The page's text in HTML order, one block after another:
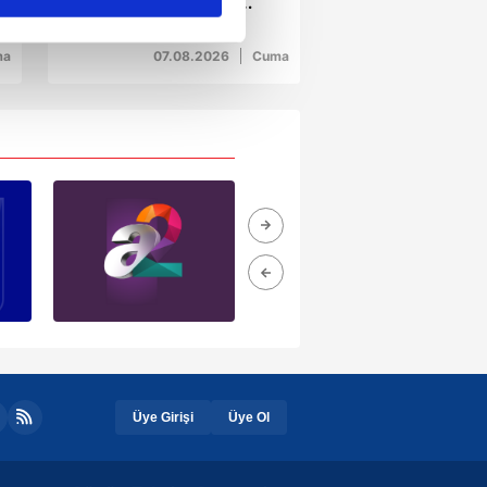
ve sizlere yönelik
detaylı bilgi için Ayarlar
ve sitemizde ilgili
07.08.2026 Cuma
Üye Girişi Üye Ol